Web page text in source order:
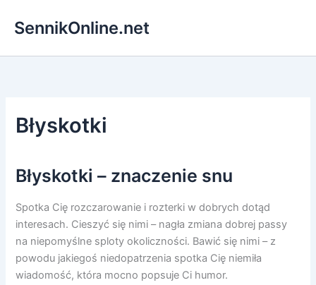
SennikOnline.net
Błyskotki
Błyskotki – znaczenie snu
Spotka Cię rozczarowanie i rozterki w dobrych dotąd
interesach. Cieszyć się nimi – nagła zmiana dobrej passy
na niepomyślne sploty okoliczności. Bawić się nimi – z
powodu jakiegoś niedopatrzenia spotka Cię niemiła
wiadomość, która mocno popsuje Ci humor.